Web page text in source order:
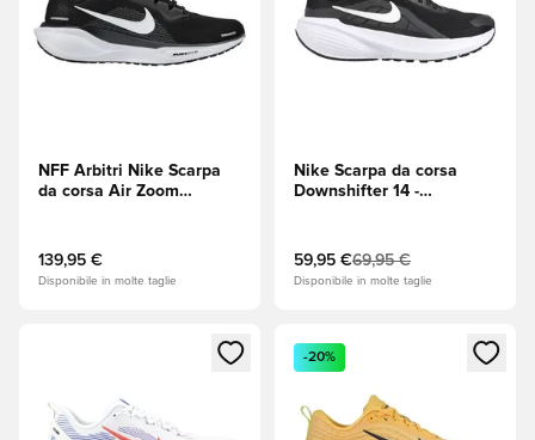
NFF Arbitri Nike Scarpa
da corsa Air Zoom
139,95 €
Disponibile in molte taglie
Nike Scarpa da corsa
Downshifter 14 -
59,95 €69,95 €
Disponibile in molte taglie
Apre una finestra modale per accedere o registrarsi come
Apre una finestra modale
-20%